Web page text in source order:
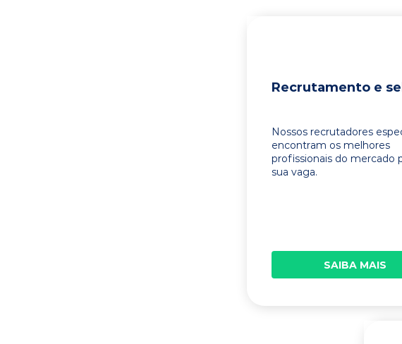
Recrutamento e
Nossos recrutadores
encontram os melhores
profissionais do mercado
sua vaga.
SAIBA MAIS